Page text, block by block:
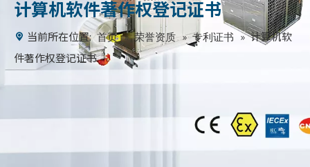
计算机软件著作权登记证书
当前所在位置: 首页 » 荣誉资质 » 专利证书 » 计算机软
件著作权登记证书